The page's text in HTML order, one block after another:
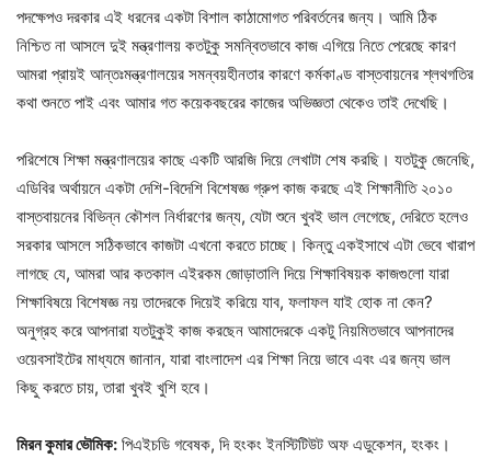
পদক্ষেপও দরকার এই ধরনের একটা বিশাল কাঠামোগত পরিবর্তনের জন্য। আমি ঠিক
নিশ্চিত না আসলে দুই মন্ত্রণালয় কতটুকু সমন্বিতভাবে কাজ এগিয়ে নিতে পেরেছে কারণ
আমরা প্রায়ই আন্তঃমন্ত্রণালয়ের সমন্বয়হীনতার কারণে কর্মকাণ্ড বাস্তবায়নের শ্লথগতির
কথা শুনতে পাই এবং আমার গত কয়েকবছরের কাজের অভিজ্ঞতা থেকেও তাই দেখেছি।
পরিশেষে শিক্ষা মন্ত্রণালয়ের কাছে একটি আরজি দিয়ে লেখাটা শেষ করছি। যতটুকু জেনেছি,
এডিবির অর্থায়নে একটা দেশি-বিদেশি বিশেষজ্ঞ গ্রুপ কাজ করছে এই শিক্ষানীতি ২০১০
বাস্তবায়নের বিভিন্ন কৌশল নির্ধারণের জন্য, যেটা শুনে খুবই ভাল লেগেছে, দেরিতে হলেও
সরকার আসলে সঠিকভাবে কাজটা এখনো করতে চাচ্ছে। কিন্তু একইসাথে এটা ভেবে খারাপ
লাগছে যে, আমরা আর কতকাল এইরকম জোড়াতালি দিয়ে শিক্ষাবিষয়ক কাজগুলো যারা
শিক্ষাবিষয়ে বিশেষজ্ঞ নয় তাদেরকে দিয়েই করিয়ে যাব, ফলাফল যাই হোক না কেন?
অনুগ্রহ করে আপনারা যতটুকুই কাজ করছেন আমাদেরকে একটু নিয়মিতভাবে আপনাদের
ওয়েবসাইটের মাধ্যমে জানান, যারা বাংলাদেশ এর শিক্ষা নিয়ে ভাবে এবং এর জন্য ভাল
কিছু করতে চায়, তারা খুবই খুশি হবে।
মিরন কুমার ভৌমিক: পিএইচডি গবেষক, দি হংকং ইনস্টিটিউট অফ এডুকেশন, হংকং।